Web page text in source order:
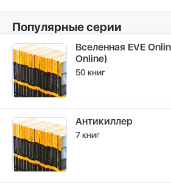
Популярные серии
Вселенная EVE
Online)
50 книг
Антикиллер
7 книг